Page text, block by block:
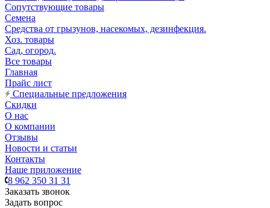
Сопутствующие товары
Семена
Средства от грызунов, насекомых, дезинфекция.
Хоз. товары
Сад, огород.
Все товары
Главная
Прайс лист
Специальные предложения
Скидки
О нас
О компании
Отзывы
Новости и статьи
Контакты
Наше приложение
8 962 350 31 31
Заказать звонок
Задать вопрос